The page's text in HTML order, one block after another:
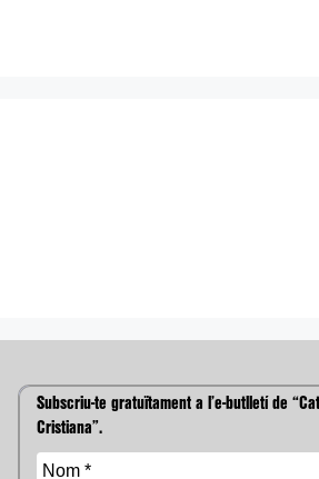
Subscriu-te gratuïtament a l’e-butlletí de
Cristiana”.